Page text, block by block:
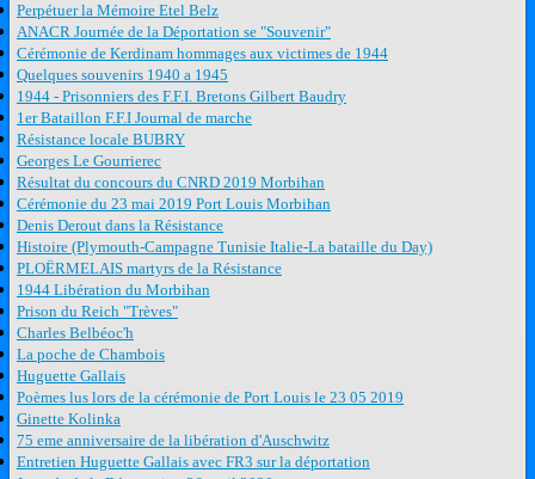
Perpétuer la Mémoire Etel Belz
ANACR Journée de la Déportation se "Souvenir"
Cérémonie de Kerdinam hommages aux victimes de 1944
Quelques souvenirs 1940 a 1945
1944 - Prisonniers des F.F.I. Bretons Gilbert Baudry
1er Bataillon F.F.I Journal de marche
Résistance locale BUBRY
Georges Le Gourrierec
Résultat du concours du CNRD 2019 Morbihan
Cérémonie du 23 mai 2019 Port Louis Morbihan
Denis Derout dans la Résistance
Histoire (Plymouth-Campagne Tunisie Italie-La bataille du Day)
PLOËRMELAIS martyrs de la Résistance
1944 Libération du Morbihan
Prison du Reich "Trèves"
Charles Belbéoc'h
La poche de Chambois
Huguette Gallais
Poèmes lus lors de la cérémonie de Port Louis le 23 05 2019
Ginette Kolinka
75 eme anniversaire de la libération d'Auschwitz
Entretien Huguette Gallais avec FR3 sur la déportation